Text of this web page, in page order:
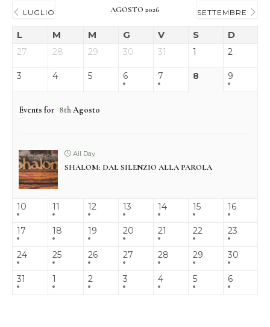
LUGLIO AGOSTO 2026 SETTEMBRE
L M M G V S D
27 28 29 30 31 1 2
3 4 5 6 7 8 9
Events for 8thAgosto
All Day
SHALOM: DAL SILENZIO ALLA PAROLA
10 11 12 13 14 15 16
17 18 19 20 21 22 23
24 25 26 27 28 29 30
31 1 2 3 4 5 6